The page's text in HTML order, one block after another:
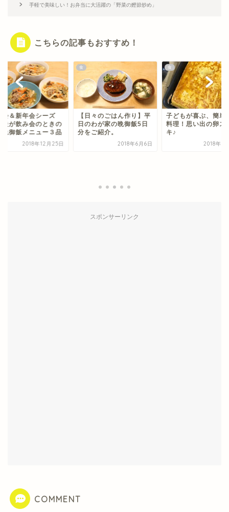
手軽で美味しい！お弁当に大活躍の「野菜の鰹節炒め」
こちらの記事もおすすめ！
会＆新年会シーズ
夫が飲み会のときの
晩御飯メニュー３品
2018年12月25日
食
【日々のごはん作り】平
日のわが家の晩御飯5日
分をご紹介。
2018年6月6日
食
子どもが喜ぶ、簡単
料理！思い出の卵ス
キ♪
2018年8
スポンサーリンク
COMMENT